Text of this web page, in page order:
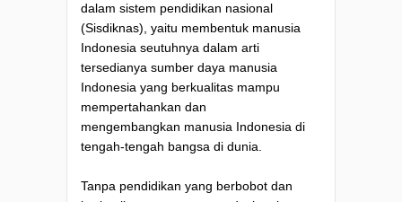
dalam sistem pendidikan nasional
(Sisdiknas), yaitu membentuk manusia
Indonesia seutuhnya dalam arti
tersedianya sumber daya manusia
Indonesia yang berkualitas mampu
mempertahankan dan
mengembangkan manusia Indonesia di
tengah-tengah bangsa di dunia.
Tanpa pendidikan yang berbobot dan